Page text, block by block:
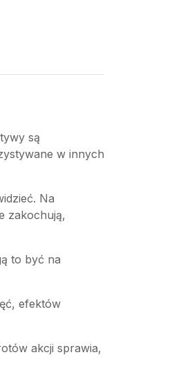
są
w innych
Na
zakochują,
to być na
efektów
akcji sprawia,